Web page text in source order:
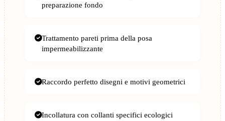
preparazione fondo
Trattamento pareti prima della posa
impermeabilizzante
Raccordo perfetto disegni e motivi geometrici
Incollatura con collanti specifici ecologici